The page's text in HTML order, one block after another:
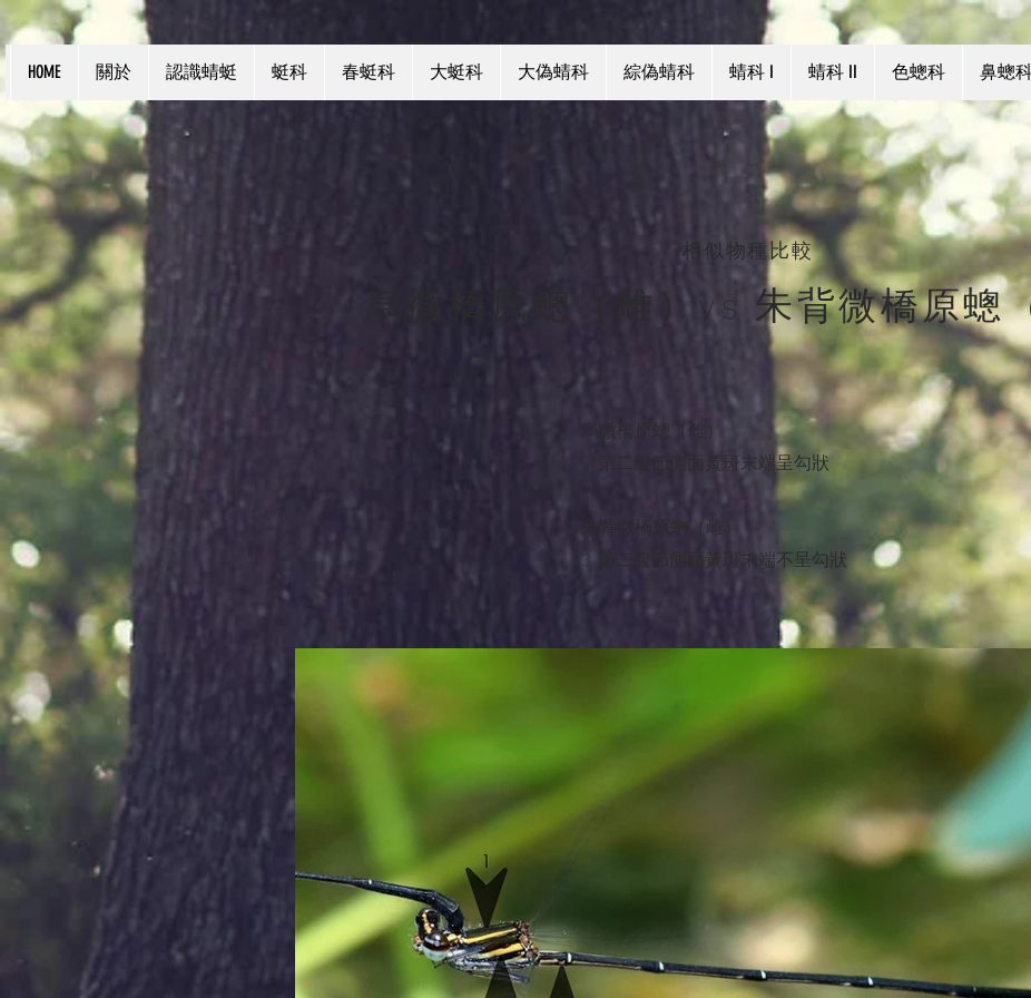
HOME 關於 認識蜻蜓 蜓科 春蜓科 大蜓科 大偽蜻科 綜偽蜻科 蜻科 I 蜻科 II 色蟌科 鼻蟌
相似物種比較
烏微橋原蟌（雌）vs 朱背微橋原蟌
烏微橋原蟌（雌）
3. 第二腹節側面黃斑末端呈勾狀
朱背微橋原蟌（雌）
3. 第二腹節側面黃斑末端不呈勾狀